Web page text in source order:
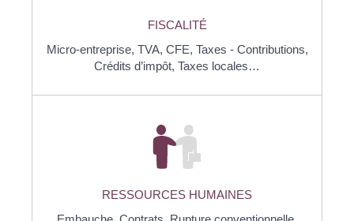
FISCALITÉ
Micro-entreprise, TVA, CFE, Taxes - Contributions,
Crédits d’impôt, Taxes locales…
RESSOURCES HUMAINES